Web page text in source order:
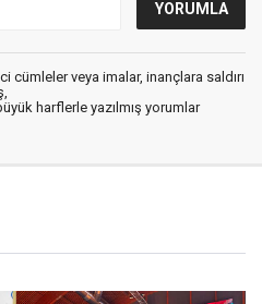
cümleler veya imalar, inançlara saldırı
harflerle yazılmış yorumlar